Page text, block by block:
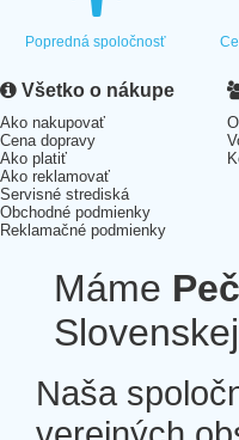
Popredná spoločnosť
Všetko o nákupe
Ako nakupovať
Cena dopravy
Ako platiť
Ako reklamovať
Servisné strediská
Obchodné podmienky
Reklamačné podmienky
Máme
Naša